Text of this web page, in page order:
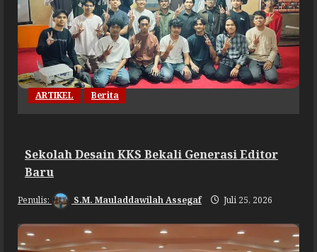
ARTIKEL Berita
Sekolah Desain KKS Bekali Generasi Editor
Baru
S.M. Mauladdawilah Assegaf Juli 25, 2026